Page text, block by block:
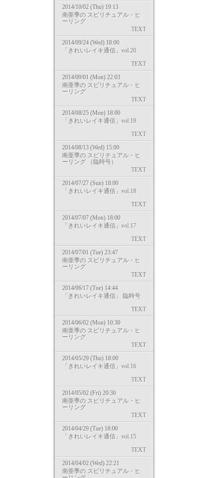
2014/10/02 (Thu) 19:13
南亜季の スピリチュアル・ヒ
ーリング
TEXT
2014/09/24 (Wed) 18:00
「きれいレイキ通信」vol.20
TEXT
2014/09/01 (Mon) 22:03
南亜季の スピリチュアル・ヒ
ーリング
TEXT
2014/08/25 (Mon) 18:00
「きれいレイキ通信」vol.19
TEXT
2014/08/13 (Wed) 15:00
南亜季の スピリチュアル・ヒ
ーリング （臨時号）
TEXT
2014/07/27 (Sun) 18:00
「きれいレイキ通信」vol.18
TEXT
2014/07/07 (Mon) 18:00
「きれいレイキ通信」vol.17
TEXT
2014/07/01 (Tue) 23:47
南亜季の スピリチュアル・ヒ
ーリング
TEXT
2014/06/17 (Tue) 14:44
「きれいレイキ通信」 臨時号
TEXT
2014/06/02 (Mon) 10:30
南亜季の スピリチュアル・ヒ
ーリング
TEXT
2014/05/29 (Thu) 18:00
「きれいレイキ通信」vol.16
TEXT
2014/05/02 (Fri) 20:30
南亜季の スピリチュアル・ヒ
ーリング
TEXT
2014/04/29 (Tue) 18:00
「きれいレイキ通信」vol.15
TEXT
2014/04/02 (Wed) 22:21
南亜季の スピリチュアル・ヒ